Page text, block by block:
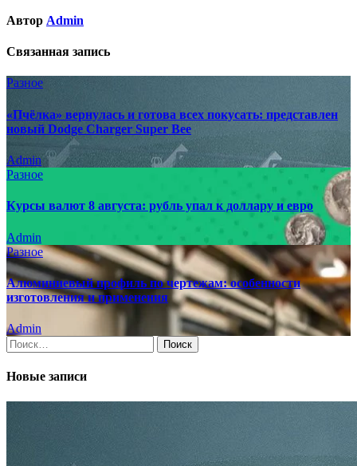
Автор Admin
Связанная запись
Разное
«Пчёлка» вернулась и готова всех покусать: представлен
новый Dodge Charger Super Bee
Admin
Разное
Курсы валют 8 августа: рубль упал к доллару и евро
Admin
Разное
Алюминиевый профиль по чертежам: особенности
изготовления и применения
Admin
Найти:
Новые записи